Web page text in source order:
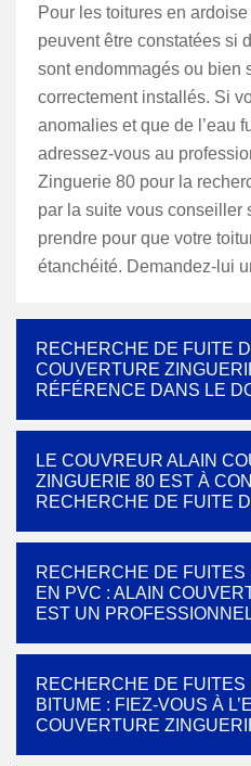
Pour les toitures en
peuvent être constatées si
sont endommagés ou bien
correctement installés. Si
anomalies et que de l’eau
adressez-vous au
Zinguerie 80 pour la
par la suite vous conseiller
prendre pour que votre
étanchéité. Demandez-lui
RECHERCHE DE FUITE
COUVERTURE
RÉFÉRENCE DANS LE
LE COUVREUR ALAIN
ZINGUERIE 80 EST À
RECHERCHE DE FUITE
RECHERCHE DE
EN PVC : ALAIN
EST UN
RECHERCHE DE FUITES
BITUME : FIEZ-VOUS À
COUVERTURE